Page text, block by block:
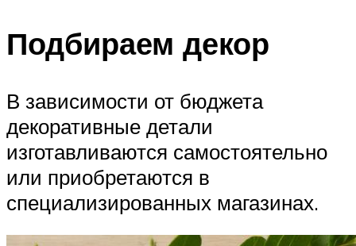
Подбираем декор
В зависимости от бюджета
декоративные детали
изготавливаются самостоятельно
или приобретаются в
специализированных магазинах.